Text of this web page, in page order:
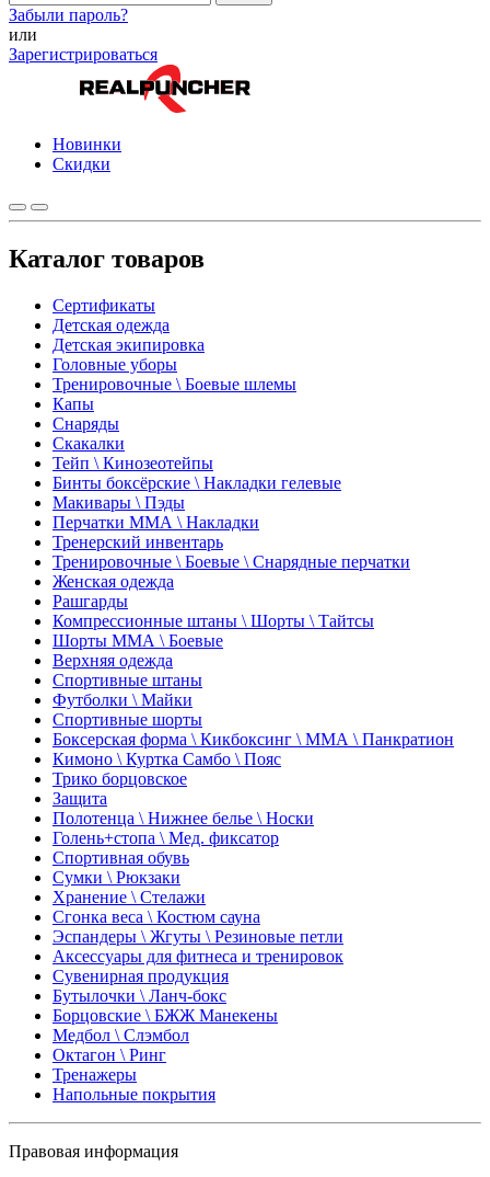
Забыли пароль?
или
Зарегистрироваться
Новинки
Скидки
Каталог товаров
Сертификаты
Детская одежда
Детская экипировка
Головные уборы
Тренировочные \ Боевые шлемы
Капы
Снаряды
Скакалки
Тейп \ Кинозеотейпы
Бинты боксёрские \ Накладки гелевые
Макивары \ Пэды
Перчатки ММА \ Накладки
Тренерский инвентарь
Тренировочные \ Боевые \ Снарядные перчатки
Женская одежда
Рашгарды
Компрессионные штаны \ Шорты \ Тайтсы
Шорты ММА \ Боевые
Верхняя одежда
Спортивные штаны
Футболки \ Майки
Спортивные шорты
Боксерская форма \ Кикбоксинг \ ММА \ Панкратион
Кимоно \ Куртка Самбо \ Пояс
Трико борцовское
Защита
Полотенца \ Нижнее белье \ Носки
Голень+стопа \ Мед. фиксатор
Спортивная обувь
Сумки \ Рюкзаки
Хранение \ Стелажи
Сгонка веса \ Костюм сауна
Эспандеры \ Жгуты \ Резиновые петли
Аксессуары для фитнеса и тренировок
Сувенирная продукция
Бутылочки \ Ланч-бокс
Борцовские \ БЖЖ Манекены
Медбол \ Слэмбол
Октагон \ Ринг
Тренажеры
Напольные покрытия
Правовая информация